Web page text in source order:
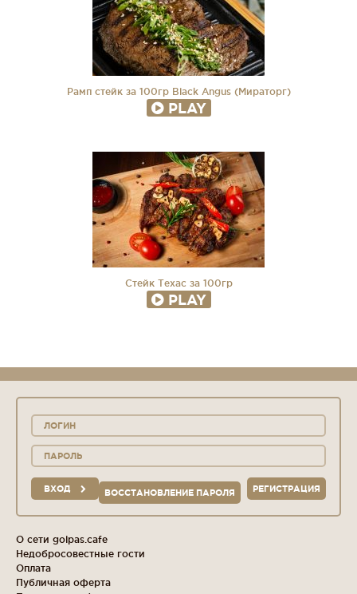
Рамп стейк за 100гр Black Angus (Мираторг)
PLAY
Стейк Техас за 100гр
PLAY
ВХОД РЕГИСТРАЦИЯ
ВОССТАНОВЛЕНИЕ ПАРОЛЯ
О сети golpas.cafe
Недобросовестные гости
Оплата
Публичная оферта